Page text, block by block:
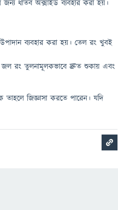
ধাতব অক্সাইড ব্যবহার করা হয়।
ব্যবহার করা হয়। তেল রং খুবই
রং তুলনামূলকভাবে দ্রুত শুকায় এবং
জিজ্ঞাসা করতে পারেন। যদি